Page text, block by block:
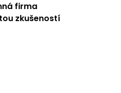
firma
zkušeností